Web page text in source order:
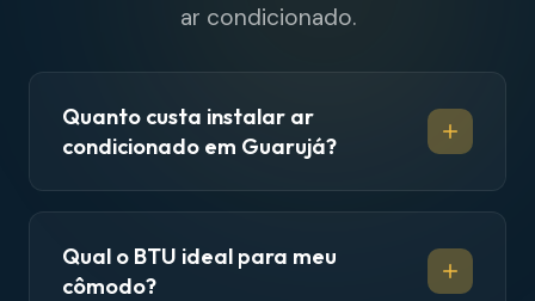
ar condicionado.
Quanto custa instalar ar
condicionado em Guarujá?
Qual o BTU ideal para meu
cômodo?